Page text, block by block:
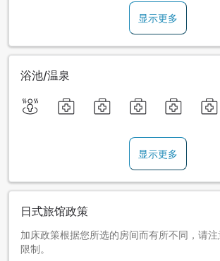
显示更多
浴池/温泉
显示更多
日式旅馆政策
加床政策根据您所选的房间而有所不同，请
限制。